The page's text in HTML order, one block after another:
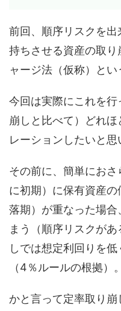
前回、順序リスクを
持ちさせる資産の取
ャージ法（仮称）とい
今回は実際にこれを行
崩しと比べて）どれ
レーションしたいと思
その前に、簡単にお
に初期）に保有資産
落期）が重なった場
まう（順序リスクが
しでは想定利回りを
（4％ルールの根拠）。
かと言って定率取り